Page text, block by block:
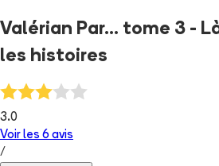
Valérian Par... tome 3 -
les histoires
3.0
Voir les 6 avis
/